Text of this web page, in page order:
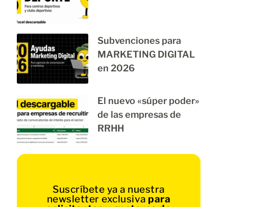
Subvenciones para
MARKETING DIGITAL
en 2026
El nuevo «súper poder»
de las empresas de
RRHH
Suscríbete ya a nuestra
newsletter exclusiva para